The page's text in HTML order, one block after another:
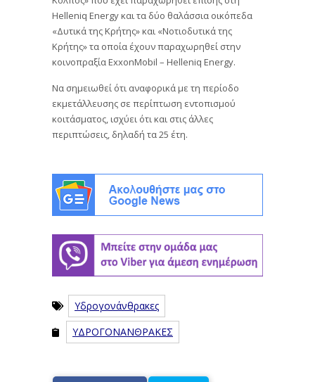
Helleniq Energy και τα δύο θαλάσσια οικόπεδα
«Δυτικά της Κρήτης» και «Νοτιοδυτικά της
Κρήτης» τα οποία έχουν παραχωρηθεί στην
κοινοπραξία ExxonMobil – Helleniq Energy.
Να σημειωθεί ότι αναφορικά με τη περίοδο
εκμετάλλευσης σε περίπτωση εντοπισμού
κοιτάσματος, ισχύει ότι και στις άλλες
περιπτώσεις, δηλαδή τα 25 έτη.
Υδρογονάνθρακες
ΥΔΡΟΓΟΝΑΝΘΡΑΚΕΣ